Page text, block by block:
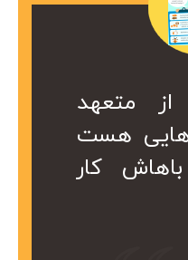
مثناسئو یک
برای ما
هست که
از متعهد
هایی هست
کار